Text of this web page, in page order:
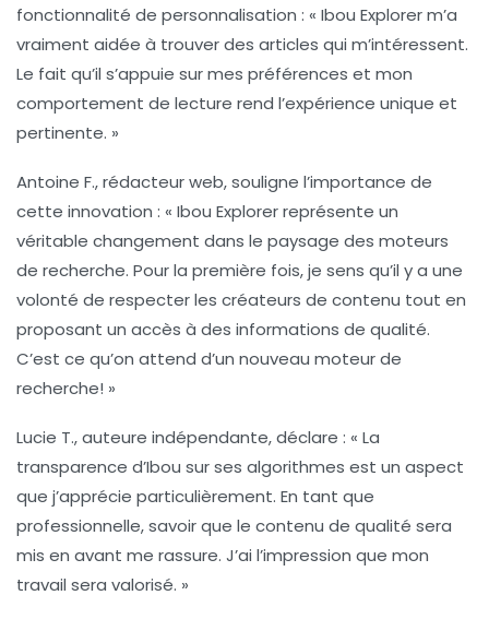
fonctionnalité de personnalisation : « Ibou Explorer m’a
vraiment aidée à trouver des articles qui m’intéressent.
Le fait qu’il s’appuie sur mes préférences et mon
comportement de lecture rend l’expérience unique et
pertinente. »
Antoine F., rédacteur web, souligne l’importance de
cette innovation : « Ibou Explorer représente un
véritable changement dans le paysage des moteurs
de recherche. Pour la première fois, je sens qu’il y a une
volonté de respecterles créateurs de contenu tout en
proposant un accès à des informations de qualité.
C’est ce qu’on attend d’un nouveau moteur de
recherche! »
Lucie T., auteure indépendante, déclare : « La
transparence d’Ibou sur ses algorithmes est un aspect
que j’apprécie particulièrement. En tant que
professionnelle, savoir que le contenu de qualité sera
mis en avant me rassure. J’ai l’impression que mon
travail sera valorisé. »